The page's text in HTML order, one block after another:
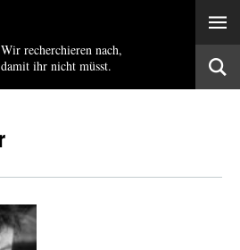
Wir recherchieren nach,
damit ihr nicht müsst.